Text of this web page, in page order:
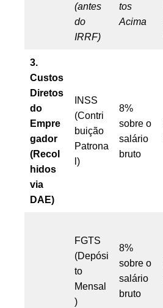
(antes
do
IRRF)
tos
Acima
3.
Custos
Diretos
do
Empre
gador
(Recol
hidos
via
DAE)
INSS
(Contri
buição
Patrona
l)
8%
sobre o
salário
bruto
FGTS
(Depósi
to
Mensal
)
8%
sobre o
salário
bruto